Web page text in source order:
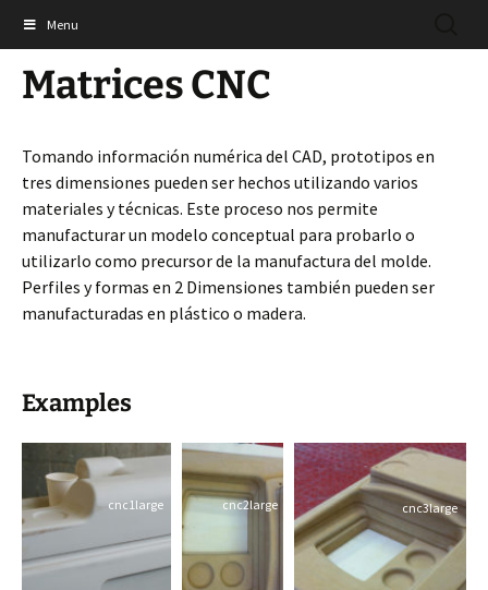
Shades Technics Ltd
contenido
Menu
Matrices CNC
Tomando información numérica del CAD, prototipos en
tres dimensiones pueden ser hechos utilizando varios
materiales y técnicas. Este proceso nos permite
manufacturar un modelo conceptual para probarlo o
utilizarlo como precursor de la manufactura del molde.
Perfiles y formas en 2 Dimensiones también pueden ser
manufacturadas en plástico o madera.
Examples
cnc1large cnc2large cnc3large